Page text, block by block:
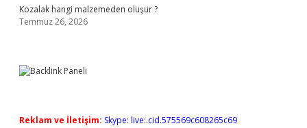
Kozalak hangi malzemeden oluşur ?
Temmuz 26, 2026
Reklam ve İletişim: Skype: live:.cid.575569c608265c69